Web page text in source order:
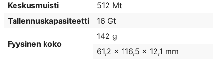
Keskusmuisti
512 Mt
Tallennuskapasiteetti
16 Gt
Fyysinen koko
142 g
61,2 x 116,5 x 12,1 mm